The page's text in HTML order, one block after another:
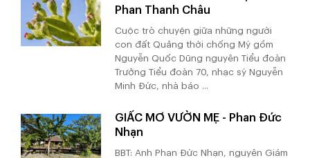
Phan Thanh Châu
Cuộc trò chuyện giữa những người
con đất Quảng thời chống Mỹ gồm
Nguyễn Quốc Dũng nguyên Tiểu đoàn
Trưởng Tiểu đoàn 70, nhạc sỹ Nguyễn
Minh Đức, nhà báo ...
GIẤC MƠ VƯỜN MẸ - Phan Đức
Nhạn
BBT: Anh Phan Đức Nhạn, nguyên Giám